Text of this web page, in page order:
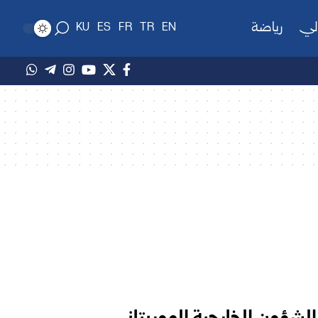
رياضة EN
TR
FR
ES
KU